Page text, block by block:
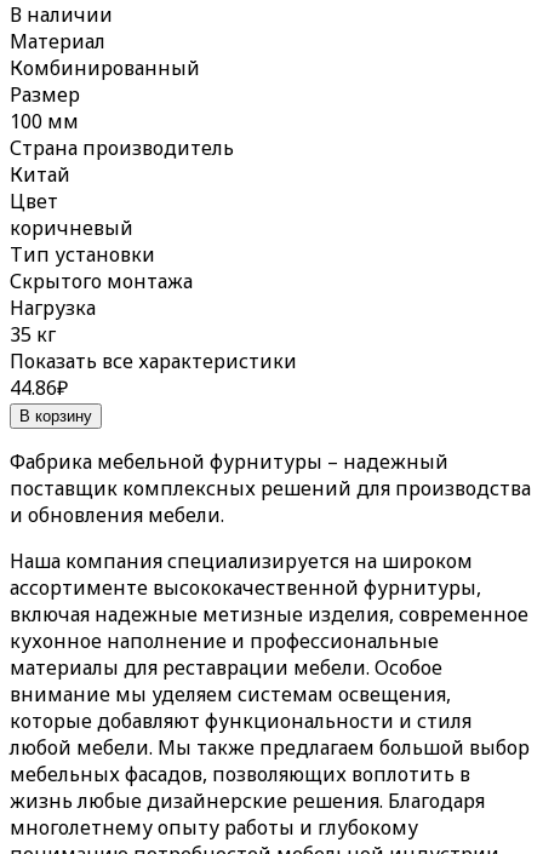
В наличии
Материал
Комбинированный
Размер
100 мм
Страна производитель
Китай
Цвет
коричневый
Тип установки
Скрытого монтажа
Нагрузка
35 кг
Показать все характеристики
44.86₽
В корзину
Фабрика мебельной фурнитуры – надежный
поставщик комплексных решений для производства
и обновления мебели.
Наша компания специализируется на широком
ассортименте высококачественной фурнитуры,
включая надежные метизные изделия, современное
кухонное наполнение и профессиональные
материалы для реставрации мебели. Особое
внимание мы уделяем системам освещения,
которые добавляют функциональности и стиля
любой мебели. Мы также предлагаем большой выбор
мебельных фасадов, позволяющих воплотить в
жизнь любые дизайнерские решения. Благодаря
многолетнему опыту работы и глубокому